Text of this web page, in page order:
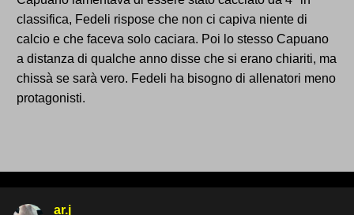
classifica, Fedeli rispose che non ci capiva niente di
calcio e che faceva solo caciara. Poi lo stesso Capuano
a distanza di qualche anno disse che si erano chiariti, ma
chissà se sarà vero. Fedeli ha bisogno di allenatori meno
protagonisti.
ar.j